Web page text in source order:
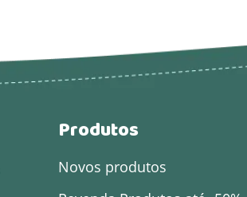
Produtos
Novos produtos